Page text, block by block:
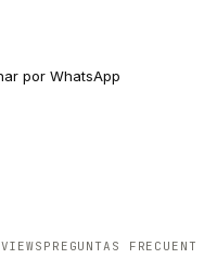
por WhatsApp
PREGUNTAS FRECUENTES